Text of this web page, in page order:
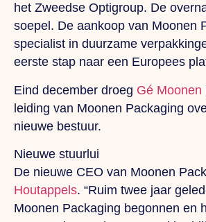
het Zweedse Optigroup. De
soepel. De aankoop van Moonen
specialist in duurzame
eerste stap naar een Europees
Eind december droeg Gé Moonen
leiding van Moonen Packaging
nieuwe bestuur.
Nieuwe stuurlui
De nieuwe CEO van Moonen
Houtappels. “Ruim twee jaar
Moonen Packaging begonnen en